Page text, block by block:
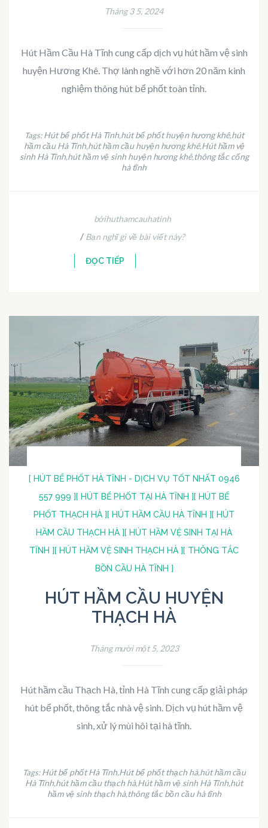
Tháng 3 5, 2024
Hút Hầm Cầu Hà Tĩnh cung cấp dịch vụ hút hầm vệ sinh
huyện Hương Khê. Thợ lành nghề với hơn 20 năm kinh
nghiệm thông hút bể phốt toàn tỉnh.
Tags:Hút bể phốt Hà Tĩnh,hút bể phốt huyện hương khê,hút
hầm cầu Hà Tĩnh,hút hầm cầu huyện hương khê,Hút hầm vệ
sinh Hà Tĩnh,hút hầm vệ sinh huyện hương khê,thông tắc cống
hà tĩnh
bởihuthamcauhatinh
/ Bạn nghĩ gì về bài viết này?
ĐỌC TIẾP
[ HÚT BỂ PHỐT HÀ TĨNH - DỊCH VỤ TỐT NHẤT 0946
557 999 ] [ HÚT BỂ PHỐT TẠI HÀ TĨNH ] [ HÚT BỂ
PHỐT THẠCH HÀ ] [ HÚT HẦM CẦU HÀ TĨNH ] [ HÚT
HẦM CẦU THẠCH HÀ ] [ HÚT HẦM VỆ SINH TẠI HÀ
TĨNH ] [ HÚT HẦM VỆ SINH THẠCH HÀ ] [ THÔNG TẮC
BỒN CẦU HÀ TĨNH ]
HÚT HẦM CẦU HUYỆN
THẠCH HÀ
Tháng mười một 5, 2023
Hút hầm cầu Thạch Hà, tỉnh Hà Tĩnh cung cấp giải pháp
hút bể phốt, thông tắc nhà vệ sinh. Dịch vụ hút hầm vệ
sinh, xử lý mùi hôi tại hà tĩnh.
Tags:Hút bể phốt Hà Tĩnh,Hút bể phốt thạch hà,hút hầm cầu
Hà Tĩnh,hút hầm cầu thạch hà,Hút hầm vệ sinh Hà Tĩnh,hút
hầm vệ sinh thạch hà,thông tắc bồn cầu hà tĩnh